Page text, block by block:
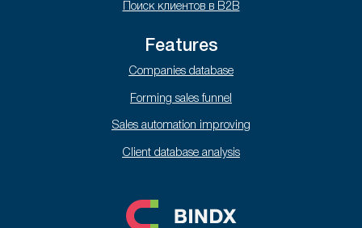
Поиск клиентов в B2B
Features
Companies database
Forming sales funnel
Sales automation improving
Client database analysis